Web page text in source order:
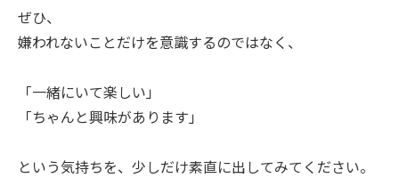
ぜひ、
嫌われないことだけを意識するのではなく、
「一緒にいて楽しい」
「ちゃんと興味があります」
という気持ちを、少しだけ素直に出してみてください。